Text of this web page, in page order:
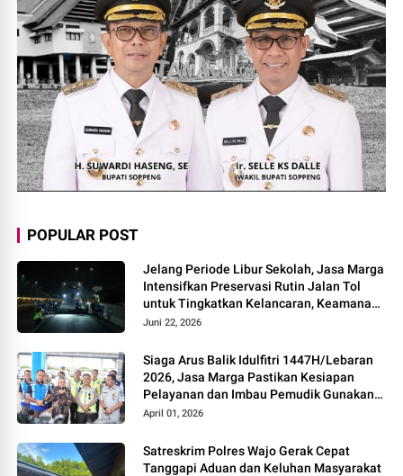
POPULAR POST
Jelang Periode Libur Sekolah, Jasa Marga
Intensifkan Preservasi Rutin Jalan Tol
untuk Tingkatkan Kelancaran, Keamanan
dan Kenyamanan Perjalanan
Juni 22, 2026
Siaga Arus Balik Idulfitri 1447H/Lebaran
2026, Jasa Marga Pastikan Kesiapan
Pelayanan dan Imbau Pemudik Gunakan
Rest Area Alternatif
April 01, 2026
Satreskrim Polres Wajo Gerak Cepat
Tanggapi Aduan dan Keluhan Masyarakat